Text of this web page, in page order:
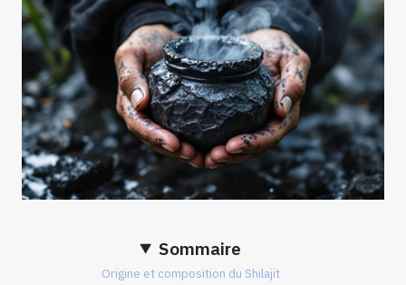
Sommaire
Origine et composition du Shilajit